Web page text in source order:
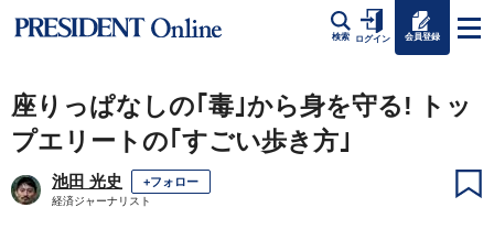
検索 ログイン 会員登録
座りっぱなしの｢毒｣から身を守る! トッ
プエリートの｢すごい歩き方｣
池田 光史 +フォロー
経済ジャーナリスト